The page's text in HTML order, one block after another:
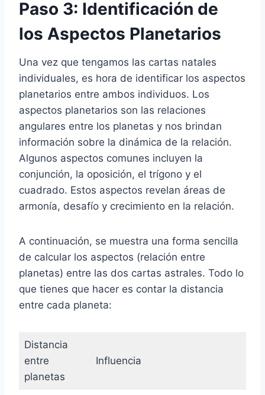
Paso 3: Identificación de
los Aspectos Planetarios
Una vez que tengamos las cartas natales
individuales, es hora de identificar los aspectos
planetarios entre ambos individuos. Los
aspectos planetarios son las relaciones
angulares entre los planetas y nos brindan
información sobre la dinámica de la relación.
Algunos aspectos comunes incluyen la
conjunción, la oposición, el trígono y el
cuadrado. Estos aspectos revelan áreas de
armonía, desafío y crecimiento en la relación.
A continuación, se muestra una forma sencilla
de calcular los aspectos (relación entre
planetas) entre las dos cartas astrales. Todo lo
que tienes que hacer es contar la distancia
entre cada planeta:
Distancia
entre
planetas
Influencia